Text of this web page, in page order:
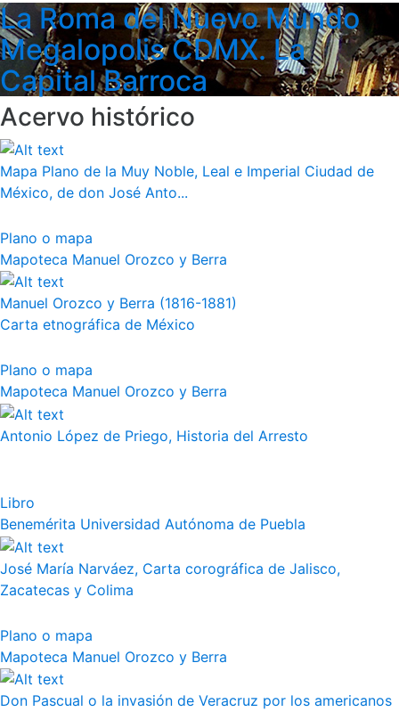
La Roma del Nuevo Mundo
Megalopolis CDMX. La
Capital Barroca
Acervo histórico
Mapa Plano de la Muy Noble, Leal e Imperial Ciudad de
México, de don José Anto...
Plano o mapa
Mapoteca Manuel Orozco y Berra
Manuel Orozco y Berra (1816-1881)
Carta etnográfica de México
Plano o mapa
Mapoteca Manuel Orozco y Berra
Antonio López de Priego, Historia del Arresto
Libro
Benemérita Universidad Autónoma de Puebla
José María Narváez, Carta corográfica de Jalisco,
Zacatecas y Colima
Plano o mapa
Mapoteca Manuel Orozco y Berra
Don Pascual o la invasión de Veracruz por los americanos